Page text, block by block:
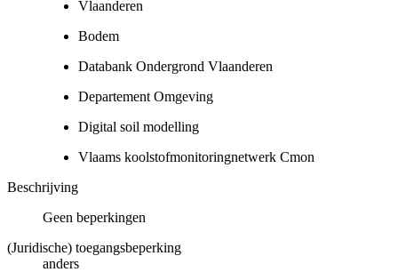
Vlaanderen
Bodem
Databank Ondergrond Vlaanderen
Departement Omgeving
Digital soil modelling
Vlaams koolstofmonitoringnetwerk Cmon
Beschrijving
Geen beperkingen
(Juridische) toegangsbeperking
anders